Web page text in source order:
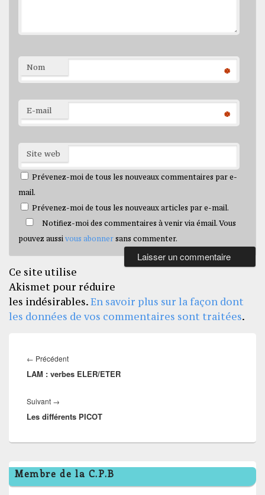
Nom *
E-mail *
Site web
Prévenez-moi de tous les nouveaux commentaires par e-
mail.
Prévenez-moi de tous les nouveaux articles par e-mail.
Notifiez-moi des commentaires à venir via émail. Vous
pouvez aussi vous abonner sans commenter.
Ce site utilise
Akismet pour réduire
les indésirables.En savoir plus sur la façon dont
les données de vos commentaires sont traitées.
de
← PrécédentArticle
précédent :
LAM : verbes ELER/ETER
Suivant →
suivant :
Les différents PICOT
Zone
principale
de
Membre de la C.P.B